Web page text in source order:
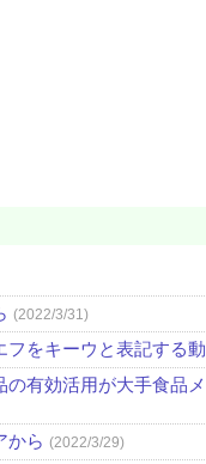
(2022/3/31)
フをキーウと表記する
の有効活用が大手食品
から (2022/3/29)